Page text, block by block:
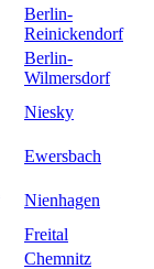
Berlin-
Reinickendorf
Berlin-
Wilmersdorf
Niesky
Ewersbach
Nienhagen
Freital
Chemnitz